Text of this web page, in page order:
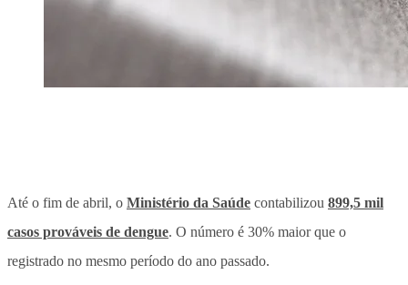
Até o fim de abril, o Ministério da Saúde contabilizou 899,5 mil
casos prováveis de dengue. O número é 30% maior que o
registrado no mesmo período do ano passado.